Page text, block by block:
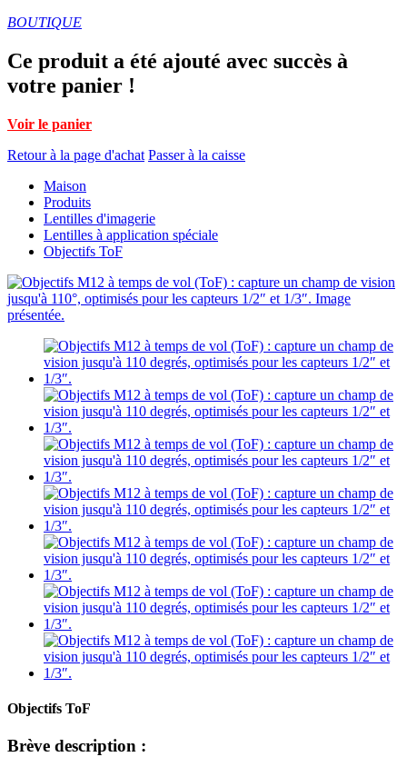
BOUTIQUE
Ce produit a été ajouté avec succès à
votre panier !
Voir le panier
Retour à la page d'achat Passer à la caisse
Maison
Produits
Lentilles d'imagerie
Lentilles à application spéciale
Objectifs ToF
Objectifs ToF
Brève description :